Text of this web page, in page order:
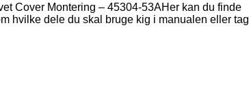
Cover Montering – 45304-53AHer kan du finde
hvilke dele du skal bruge kig i manualen eller tag